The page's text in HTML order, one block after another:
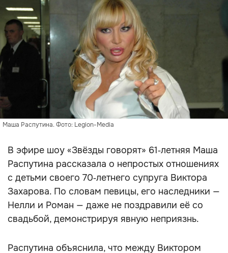
Маша Распутина. Фото: Legion-Media
В эфире шоу «Звёзды говорят» 61‑летняя Маша
Распутина рассказала о непростых отношениях
с детьми своего 70‑летнего супруга Виктора
Захарова. По словам певицы, его наследники —
Нелли и Роман — даже не поздравили её со
свадьбой, демонстрируя явную неприязнь.
Распутина объяснила, что между Виктором